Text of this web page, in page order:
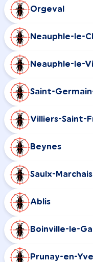
Orgeval
Neauphle-le-
Neauphle-le-
Saint-
Villiers-Saint-
Beynes
Saulx-Marchais
Ablis
Boinville-le-
Prunay-en-